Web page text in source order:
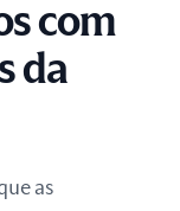
com
da
as